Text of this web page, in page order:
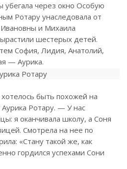
убегала через окно Особую
Ротару унаследовала от
и Михаила
шестерых детей.
София, Лидия, Анатолий,
— Аурика.
быть похожей на
Ротару. — У нас
я оканчивала школу, а Соня
Смотрела на нее по
«Стану такой же, как
гордился успехами Сони